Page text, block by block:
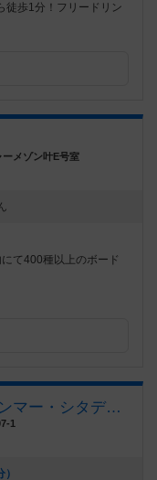
徒歩1分！フリードリン
メゾン叶E号室
て400種以上のボード
ボードゲーム catnap【ウォーハンマー・シタデルカラー取扱店】
1